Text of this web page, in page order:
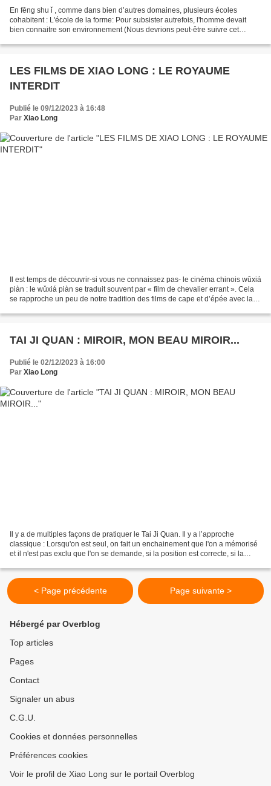
En fēng shu ǐ , comme dans bien d’autres domaines, plusieurs écoles
cohabitent : L'école de la forme: Pour subsister autrefois, l'homme devait
bien connaitre son environnement (Nous devrions peut-être suivre cet
LES FILMS DE XIAO LONG : LE ROYAUME
INTERDIT
Publié le 09/12/2023 à 16:48
Par Xiao Long
Il est temps de découvrir-si vous ne connaissez pas- le cinéma chinois wǔxiá
piàn : le wǔxiá piàn se traduit souvent par « film de chevalier errant ». Cela
se rapproche un peu de notre tradition des films de cape et d’épée avec la
TAI JI QUAN : MIROIR, MON BEAU MIROIR...
Publié le 02/12/2023 à 16:00
Par Xiao Long
Il y a de multiples façons de pratiquer le Tai Ji Quan. Il y a l’approche
classique : Lorsqu'on est seul, on fait un enchainement que l'on a mémorisé
et il n'est pas exclu que l'on se demande, si la position est correcte, si la
< Page précédente Page suivante >
Hébergé par Overblog
Top articles
Pages
Contact
Signaler un abus
C.G.U.
Cookies et données personnelles
Préférences cookies
Voir le profil de Xiao Long sur le portail Overblog